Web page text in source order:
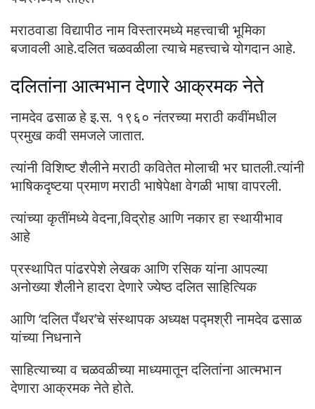
मराठवाडा विद्यापीठ नाम विस्तारमध्ये महत्त्वाची भूमिका
बजावली आहे.दलित चळवळीला त्याचे महत्त्वाचे योगदान आहे.
दलितांना आत्मभान देणारे आक्रमक नेते
नामदेव ढसाळ हे इ.स. १९६० नंतरच्या मराठी कवींमधील
प्रमुख कवी समजले जातात.
त्यांनी विशिष्ट शैलीने मराठी कवितेत मोलाची भर घातली.त्यांनी
भाषिकदृष्टया प्रमाण मराठी भाषेपेक्षा वेगळी भाषा वापरली.
त्यांच्या कृतींमध्ये वेदना,विद्रोह आणि नकार हा स्थायीभाव
आहे
प्रस्थापित पांढरपेशे लेखक आणि रसिक यांना आपल्या
अनोख्या शैलीने हादरा देणारे ज्येष्ठ दलित साहित्यिक
आणि ‘दलित पँथर’चे संस्थापक अध्यक्ष पद्मश्री नामदेव ढसाळ
यांच्या निधनाने
साहित्याच्या व चळवळीच्या माध्यमातून दलितांना आत्मभान
देणारा आक्रमक नेते होते.